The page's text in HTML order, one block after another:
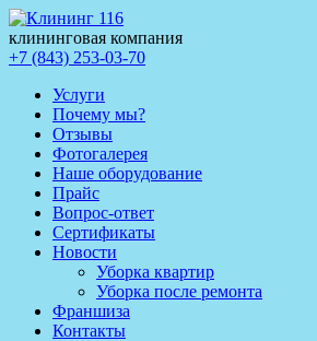
клининговая компания
+7 (843) 253-03-70
Услуги
Почему мы?
Отзывы
Фотогалерея
Наше оборудование
Прайс
Вопрос-ответ
Сертификаты
Новости
Уборка квартир
Уборка после ремонта
Франшиза
Контакты